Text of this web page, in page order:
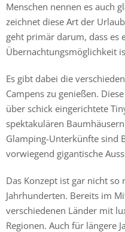
Menschen nennen es auch
zeichnet diese Art der
geht primär darum, dass es
Übernachtungsmöglichkeit
Es gibt dabei die
Campens zu genießen.
über schick eingerichtete
spektakulären
Glamping-Unterkünfte sind
vorwiegend gigantische
Das Konzept ist gar nicht
Jahrhunderten. Bereits im
verschiedenen Länder mit
Regionen. Auch für längere